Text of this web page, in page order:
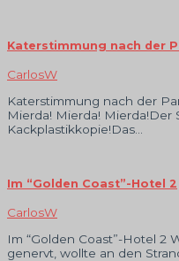
Katerstimmung nach der
CarlosW
Katerstimmung nach der
Mierda! Mierda! Mierda!Der
Kackplastikkopie!Das…
Im “Golden Coast”-Hotel 2
CarlosW
Im “Golden Coast”-Hotel 2
genervt, wollte an den